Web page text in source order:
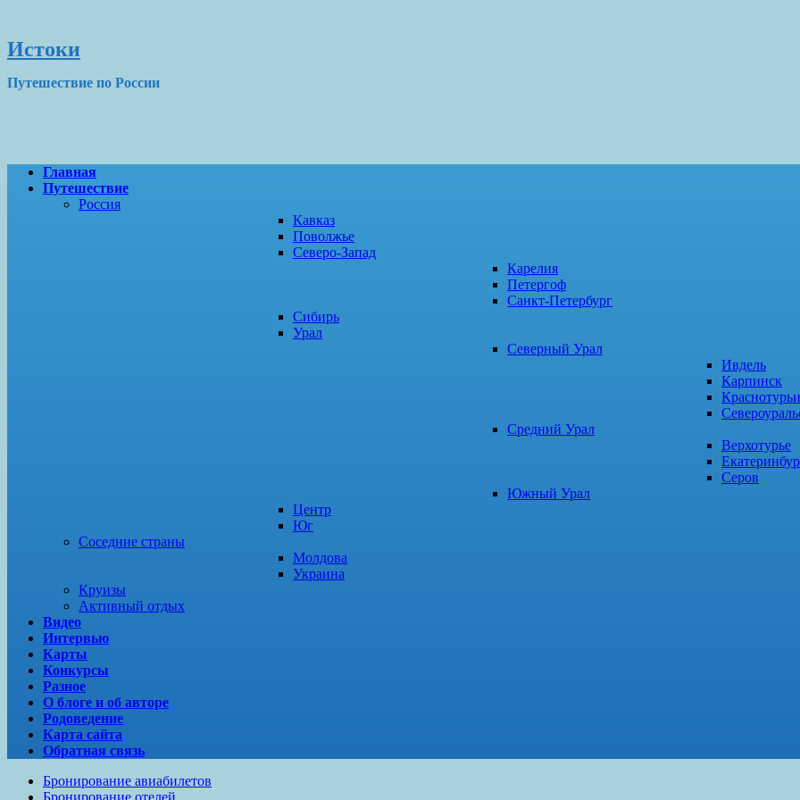
Истоки
Путешествие по России
Главная
Путешествие
Россия
Кавказ
Поволжье
Северо-Запад
Карелия
Петергоф
Санкт-Петербург
Сибирь
Урал
Северный Урал
Ивдель
Карпинск
Средний Урал
Верхотурье
Серов
Южный Урал
Центр
Юг
Соседние страны
Молдова
Украина
Круизы
Активный отдых
Видео
Интервью
Карты
Конкурсы
Разное
О блоге и об авторе
Родоведение
Карта сайта
Обратная связь
Бронирование авиабилетов
Бронирование отелей